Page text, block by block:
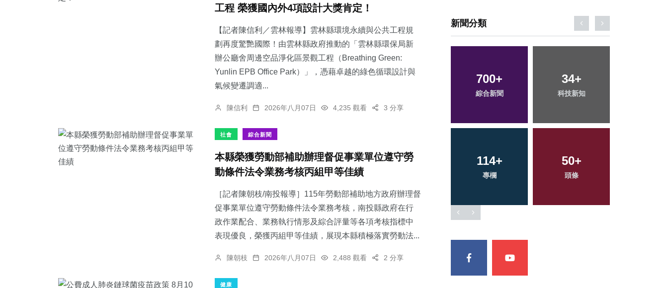
工程 榮獲國內外4項設計大獎肯定！
【記者陳信利／雲林報導】雲林縣環境永續與公共工程規
劃再度驚艷國際！由雲林縣政府推動的「雲林縣環保局新
辦公廳舍周邊空品淨化區景觀工程（Breathing Green:
Yunlin EPB Office Park）」，憑藉卓越的綠色循環設計與
氣候變遷調適...
陳信利 2026年八月07日 4,235 觀看 3 分享
社會 綜合新聞
本縣榮獲勞動部補助辦理督促事業單位遵守勞
動條件法令業務考核丙組甲等佳績
［記者陳朝枝/南投報導］115年勞動部補助地方政府辦理督
促事業單位遵守勞動條件法令業務考核，南投縣政府在行
政作業配合、業務執行情形及綜合評量等各項考核指標中
表現優良，榮獲丙組甲等佳績，展現本縣積極落實勞動法...
陳朝枝 2026年八月07日 2,488 觀看 2 分享
健康
新聞分類
389+ 700 + 34
114+
專欄
50
227+
文教
72+
農業
206+
健康
68+
宗教